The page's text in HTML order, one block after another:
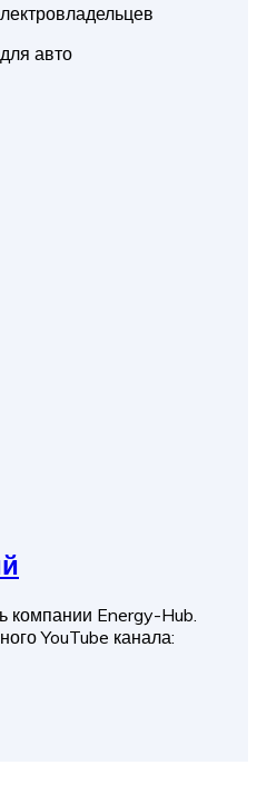
авто
компании Energy-Hub.
YouTube канала: